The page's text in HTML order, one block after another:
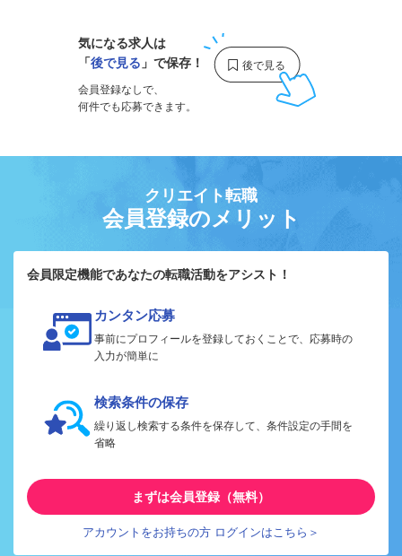
気になる求人は
「後で見る 」で保存！
会員登録なしで、
何件でも応募できます。
クリエイト転職
会員登録のメリット
会員限定機能であなたの転職活動をアシスト！
カンタン応募
事前にプロフィールを登録しておくことで、応募時の
入力が簡単に
検索条件の保存
繰り返し検索する条件を保存して、条件設定の手間を
省略
まずは会員登録（無料）
アカウントをお持ちの方 ログインはこちら＞